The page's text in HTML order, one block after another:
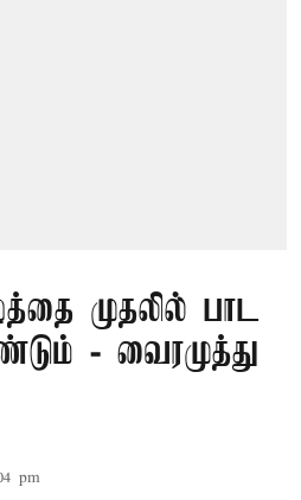
முதலில் பாட
- வைரமுத்து
pm